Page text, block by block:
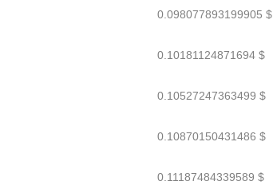
0.098077893199905 $
0.10181124871694 $
0.10527247363499 $
0.10870150431486 $
0.11187484339589 $